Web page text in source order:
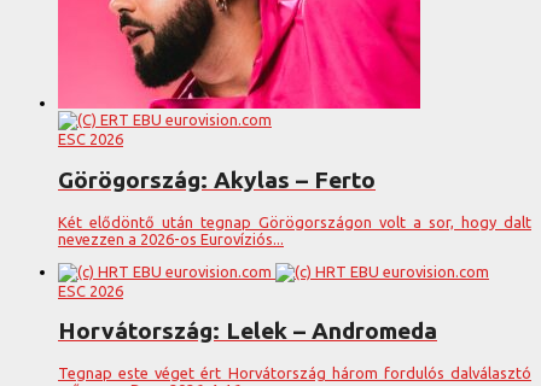
ESC 2026
Görögország: Akylas – Ferto
Két elődöntő után tegnap Görögországon volt a sor, hogy dalt
nevezzen a 2026-os Eurovíziós...
ESC 2026
Horvátország: Lelek – Andromeda
Tegnap este véget ért Horvátország három fordulós dalválasztó